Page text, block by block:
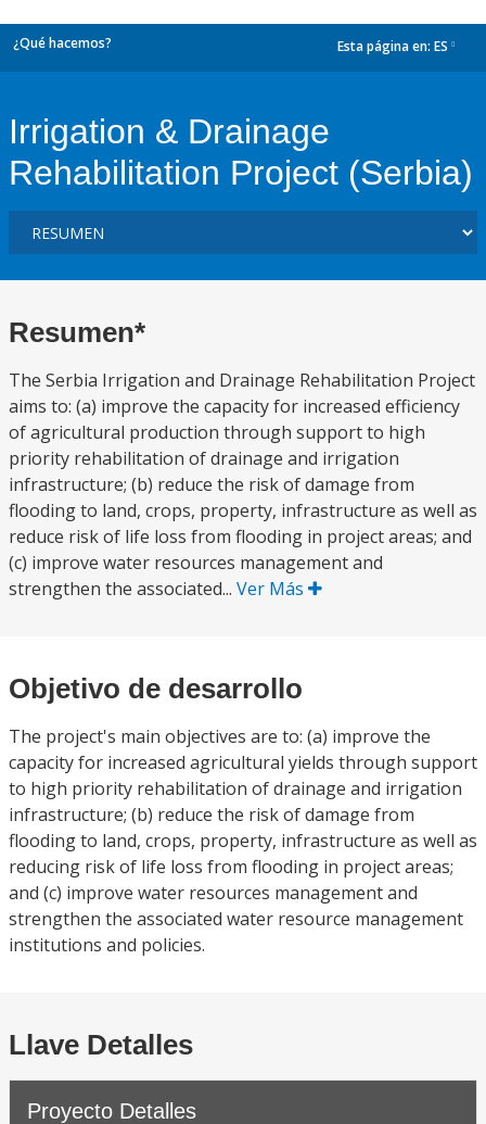
¿Qué hacemos? Esta página en: ES
Irrigation & Drainage
Rehabilitation Project (Serbia)
Resumen*
The Serbia Irrigation and Drainage Rehabilitation Project
aims to: (a) improve the capacity for increased efficiency
of agricultural production through support to high
priority rehabilitation of drainage and irrigation
infrastructure; (b) reduce the risk of damage from
flooding to land, crops, property, infrastructure as well as
reduce risk of life loss from flooding in project areas; and
(c) improve water resources management and
strengthen the associated... Ver Más
Objetivo de desarrollo
The project's main objectives are to: (a) improve the
capacity for increased agricultural yields through support
to high priority rehabilitation of drainage and irrigation
infrastructure; (b) reduce the risk of damage from
flooding to land, crops, property, infrastructure as well as
reducing risk of life loss from flooding in project areas;
and (c) improve water resources management and
strengthen the associated water resource management
institutions and policies.
Llave Detalles
Proyecto Detalles